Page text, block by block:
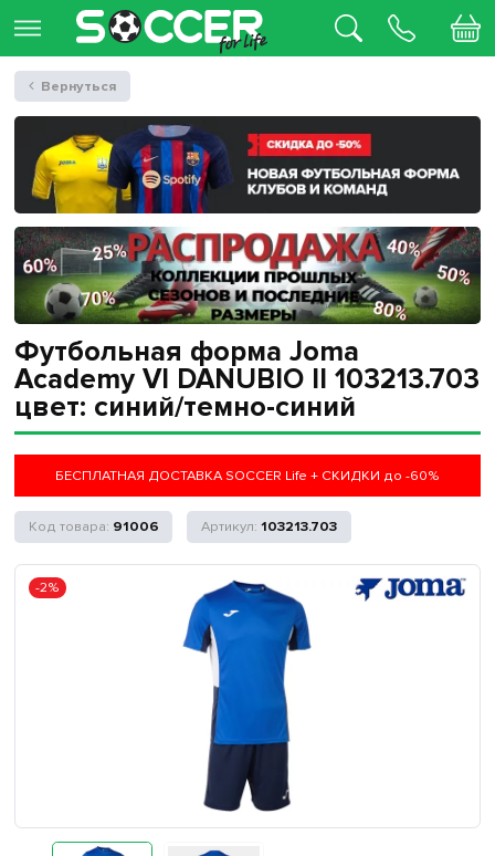
Футбольная форма Joma
Academy VI DANUBIO II 103213.703
цвет: синий/темно-синий
БЕСПЛАТНАЯ ДОСТАВКА SOCCER Life + СКИДКИ до -60%
91006 103213.703
-2%
Вернуться